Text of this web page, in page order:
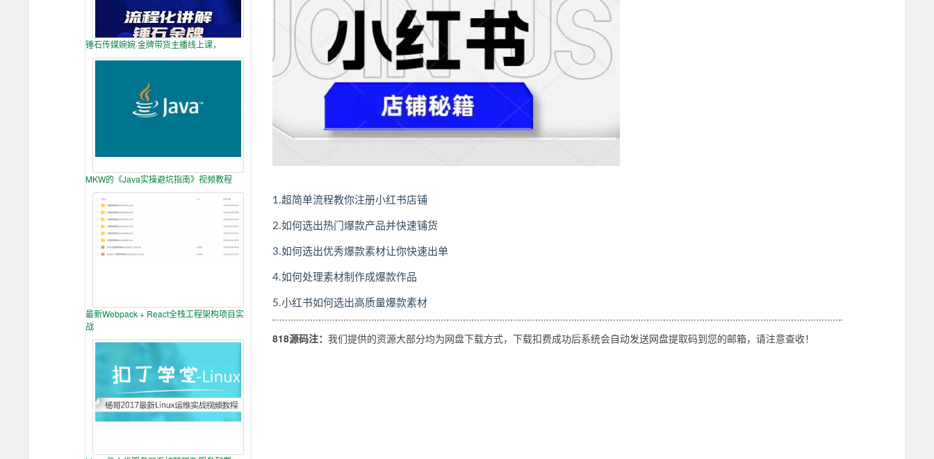
1.超简单流程教你注册小红书店铺
2.如何选出热门爆款产品并快速铺货
3.如何选出优秀爆款素材让你快速出单
4.如何处理素材制作成爆款作品
5.小红书如何选出高质量爆款素材
818源码注： 我们提供的资源大部分均为网盘下载方式，下载扣费成功后系统会自动发送网盘提取码到您的邮箱，请注意查收！
锤石传媒婉婉·金牌带货主播线上课，
MKW的《Java实操避坑指南》视频教程
最新Webpack + React全栈工程架构项目实
战